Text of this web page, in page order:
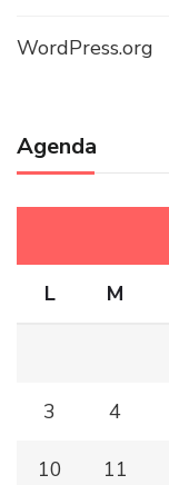
WordPress.org
Agenda
L M
3 4
10 11